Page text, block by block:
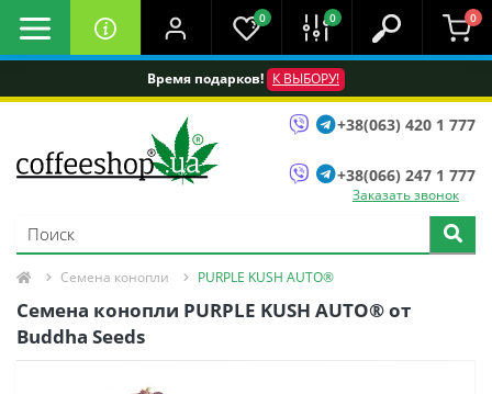
Время подарков! К ВЫБОРУ!
0 0 0
+38(063) 420 1 777
+38(066) 247 1 777
Заказать звонок
Семена конопли PURPLE KUSH AUTO®
Семена конопли PURPLE KUSH AUTO® от
Buddha Seeds